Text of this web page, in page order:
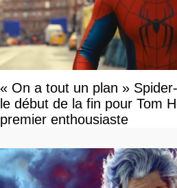
« On a tout un plan »
le début de la fin pour Tom
premier enthousiaste